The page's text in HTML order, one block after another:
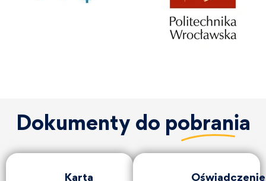
Dokumenty do pobrania
Karta Oświadczenie